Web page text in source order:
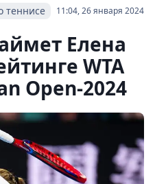
11:04, 26 января 2024
теннисе
Елена
WTA
Open-2024